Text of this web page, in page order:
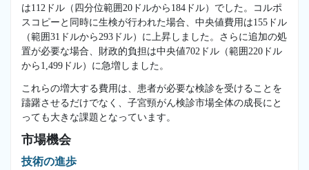
は112ドル（四分位範囲20ドルから184ドル）でした。コルポ
スコピーと同時に生検が行われた場合、中央値費用は155ドル
（範囲31ドルから293ドル）に上昇しました。さらに追加の処
置が必要な場合、財政的負担は中央値702ドル（範囲220ドル
から1,499ドル）に急増しました。
これらの増大する費用は、患者が必要な検診を受けることを
躊躇させるだけでなく、子宮頸がん検診市場全体の成長にと
っても大きな課題となっています。
市場機会
技術の進歩